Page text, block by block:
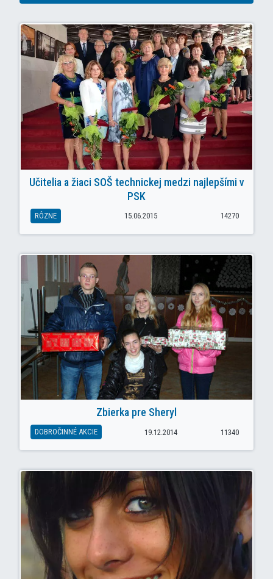
Učitelia a žiaci SOŠ technickej medzi najlepšími v
PSK
RÔZNE 15.06.2015 14270
Zbierka pre Sheryl
DOBROČINNÉ AKCIE 19.12.2014 11340